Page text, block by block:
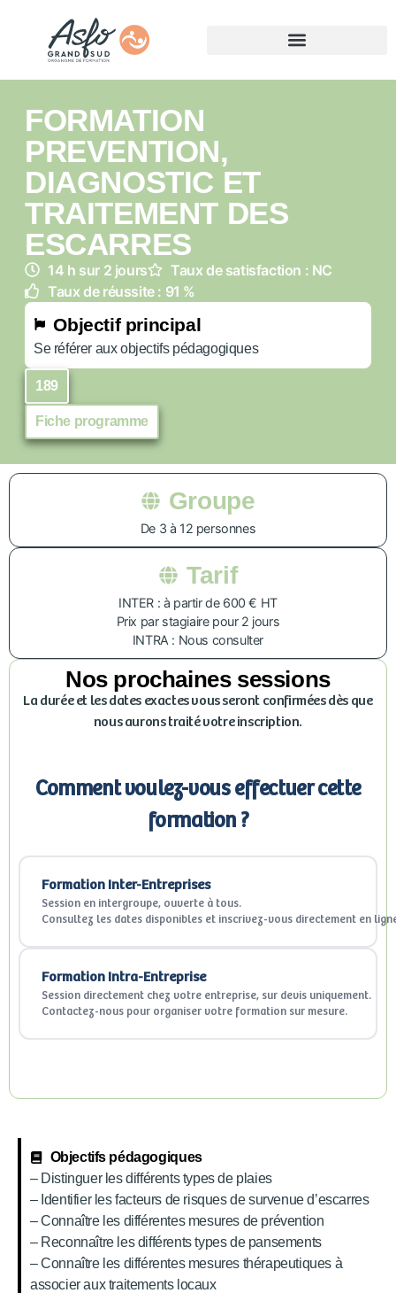
FORMATION
PREVENTION,
DIAGNOSTIC ET
TRAITEMENT DES
ESCARRES
14 h sur 2 jours
Taux de satisfaction : NC
Taux de réussite : 91 %
Objectif principal
Se référer aux objectifs pédagogiques
189
Fiche programme
Groupe
De 3 à 12 personnes
Tarif
INTER : à partir de 600 € HT
Prix par stagiaire pour 2 jours
INTRA : Nous consulter
Nos prochaines sessions
La durée et les dates exactes vous seront confirmées dès que
nous aurons traité votre inscription.
Comment voulez-vous effectuer cette
formation ?
Formation Inter-Entreprises
Session en intergroupe, ouverte à tous.
Consultez les dates disponibles et inscrivez-vous directement en
Formation Intra-Entreprise
Session directement chez votre entreprise, sur devis uniquement.
Contactez-nous pour organiser votre formation sur mesure.
Objectifs pédagogiques
– Distinguer les différents types de plaies
– Identifier les facteurs de risques de survenue d’escarres
– Connaître les différentes mesures de prévention
– Reconnaître les différents types de pansements
– Connaître les différentes mesures thérapeutiques à
associer aux traitements locaux